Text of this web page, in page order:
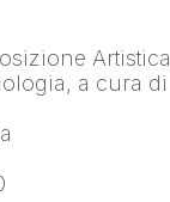
Artistica